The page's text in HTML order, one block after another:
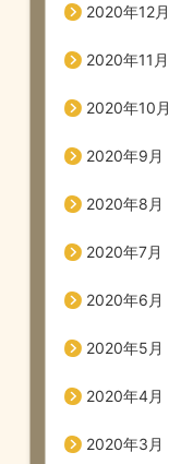
2020年12月
2020年11月
2020年10月
2020年9月
2020年8月
2020年7月
2020年6月
2020年5月
2020年4月
2020年3月